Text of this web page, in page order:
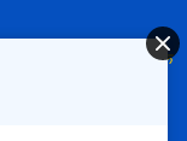
चाहते हैं?
और अधिक